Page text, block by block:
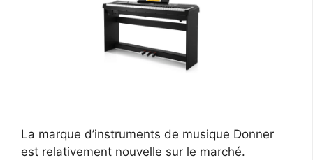
La marque d’instruments de musique Donner
est relativement nouvelle sur le marché.